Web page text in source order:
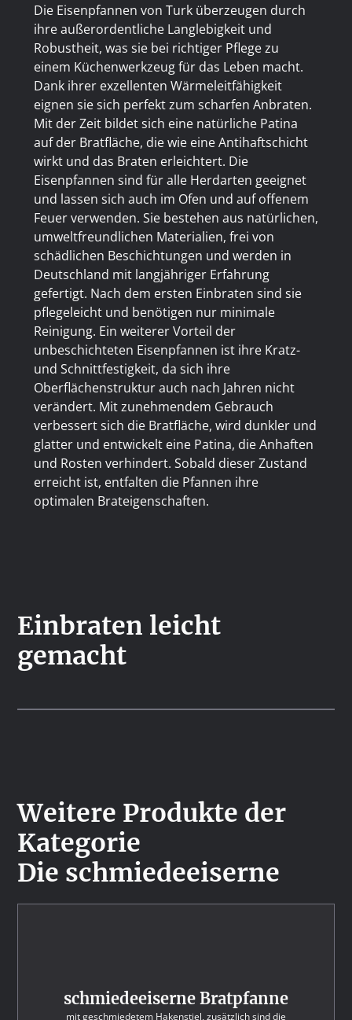
Die Eisenpfannen von Turk überzeugen durch
ihre außerordentliche Langlebigkeit und
Robustheit, was sie bei richtiger Pflege zu
einem Küchenwerkzeug für das Leben macht.
Dank ihrer exzellenten Wärmeleitfähigkeit
eignen sie sich perfekt zum scharfen Anbraten.
Mit der Zeit bildet sich eine natürliche Patina
auf der Bratfläche, die wie eine Antihaftschicht
wirkt und das Braten erleichtert. Die
Eisenpfannen sind für alle Herdarten geeignet
und lassen sich auch im Ofen und auf offenem
Feuer verwenden. Sie bestehen aus natürlichen,
umweltfreundlichen Materialien, frei von
schädlichen Beschichtungen und werden in
Deutschland mit langjähriger Erfahrung
gefertigt. Nach dem ersten Einbraten sind sie
pflegeleicht und benötigen nur minimale
Reinigung. Ein weiterer Vorteil der
unbeschichteten Eisenpfannen ist ihre Kratz-
und Schnittfestigkeit, da sich ihre
Oberflächenstruktur auch nach Jahren nicht
verändert. Mit zunehmendem Gebrauch
verbessert sich die Bratfläche, wird dunkler und
glatter und entwickelt eine Patina, die Anhaften
und Rosten verhindert. Sobald dieser Zustand
erreicht ist, entfalten die Pfannen ihre
optimalen Brateigenschaften.
Einbraten leicht
gemacht
Weitere Produkte der
Kategorie
Die schmiedeeiserne
schmiedeeiserne Bratpfanne
mit geschmiedetem Hakenstiel, zusätzlich sind die